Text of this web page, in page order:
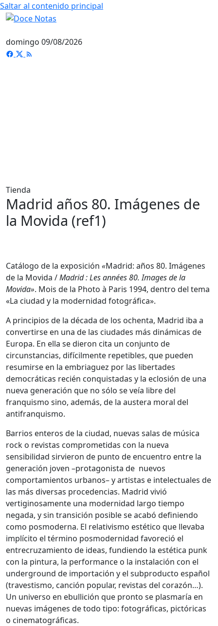
Saltar al contenido principal
domingo 09/08/2026
Tienda
Madrid años 80. Imágenes de
la Movida (ref1)
Catálogo de la exposición «Madrid: años 80. Imágenes
de la Movida /Madrid : Les années 80. Images de la
Movida». Mois de la Photo à Paris 1994, dentro del tema
«La ciudad y la modernidad fotográfica».
A principios de la década de los ochenta, Madrid iba a
convertirse en una de las ciudades más dinámicas de
Europa. En ella se dieron cita un conjunto de
circunstancias, difícilmente repetibles, que pueden
resumirse en la embriaguez por las libertades
democráticas recién conquistadas y la eclosión de una
nueva generación que no sólo se veía libre del
franquismo sino, además, de la austera moral del
antifranquismo.
Barrios enteros de la ciudad, nuevas salas de música
rock o revistas comprometidas con la nueva
sensibilidad sirvieron de punto de encuentro entre la
generación joven –protagonista de nuevos
comportamientos urbanos– y artistas e intelectuales de
las más diversas procedencias. Madrid vivió
vertiginosamente una modernidad largo tiempo
negada, y sin transición posible se acabó definiendo
como posmoderna. El relativismo estético que llevaba
implícito el término posmodernidad favoreció el
entrecruzamiento de ideas, fundiendo la estética punk
con la pintura, la performance o la instalación con el
underground de importación y el subproducto español
(travestismo, canción popular, revistas del corazón…).
Un universo en ebullición que pronto se plasmaría en
nuevas imágenes de todo tipo: fotográficas, pictóricas
o cinematográficas.